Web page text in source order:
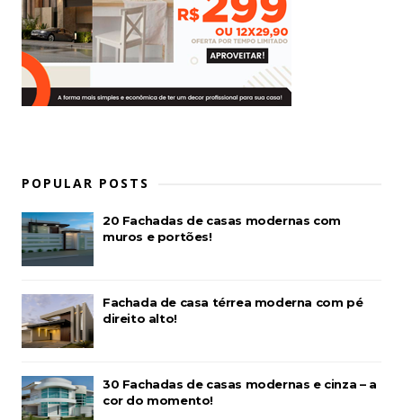
POPULAR POSTS
20 Fachadas de casas modernas com
muros e portões!
Fachada de casa térrea moderna com pé
direito alto!
30 Fachadas de casas modernas e cinza – a
cor do momento!